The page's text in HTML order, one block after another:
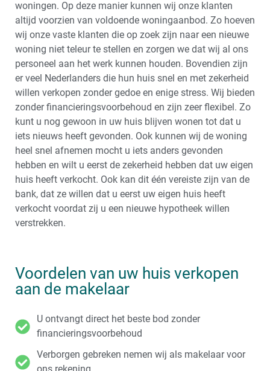
woningen. Op deze manier kunnen wij onze klanten
altijd voorzien van voldoende woningaanbod. Zo hoeven
wij onze vaste klanten die op zoek zijn naar een nieuwe
woning niet teleur te stellen en zorgen we dat wij al ons
personeel aan het werk kunnen houden. Bovendien zijn
er veel Nederlanders die hun huis snel en met zekerheid
willen verkopen zonder gedoe en enige stress. Wij bieden
zonder financieringsvoorbehoud en zijn zeer flexibel. Zo
kunt u nog gewoon in uw huis blijven wonen tot dat u
iets nieuws heeft gevonden. Ook kunnen wij de woning
heel snel afnemen mocht u iets anders gevonden
hebben en wilt u eerst de zekerheid hebben dat uw eigen
huis heeft verkocht. Ook kan dit één vereiste zijn van de
bank, dat ze willen dat u eerst uw eigen huis heeft
verkocht voordat zij u een nieuwe hypotheek willen
verstrekken.
Voordelen van uw huis verkopen
aan de makelaar
U ontvangt direct het beste bod zonder
financieringsvoorbehoud
Verborgen gebreken nemen wij als makelaar voor